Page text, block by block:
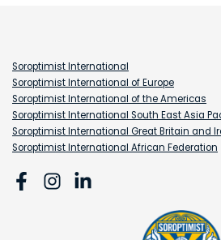
Soroptimist International
Soroptimist International of Europe
Soroptimist International of the Americas
Soroptimist International South East Asia
Soroptimist International Great Britain and
Soroptimist International African Federation